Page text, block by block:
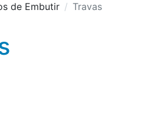
de Embutir Travas